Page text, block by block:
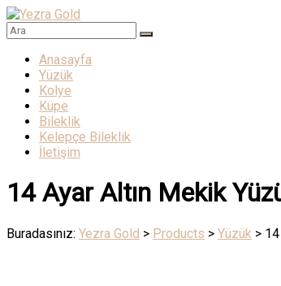
Skip
to
content
Gold
Altının
Muhteşem
Işıltısı
Menü
Anasayfa
Yüzük
Kolye
Küpe
Bileklik
Kelepçe Bileklik
İletişim
14 Ayar Altın Mekik
Buradasınız: Yezra Gold > Products > Yüzük >